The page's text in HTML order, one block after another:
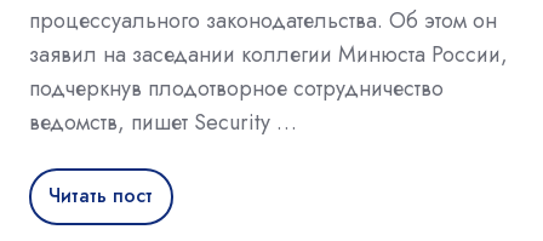
процессуального законодательства. Об этом он
заявил на заседании коллегии Минюста России,
подчеркнув плодотворное сотрудничество
ведомств, пишет Security …
Читать пост